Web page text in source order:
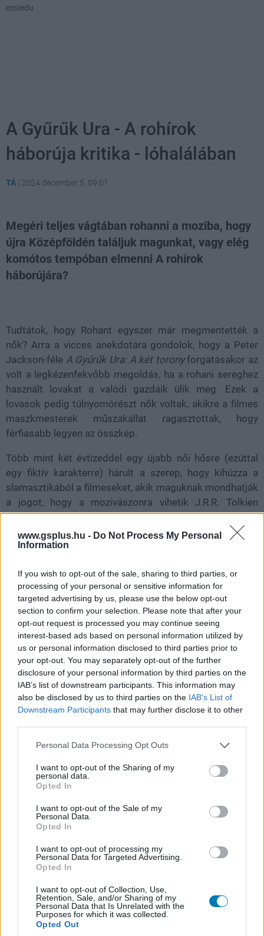
www.gsplus.hu - Do Not Process My Personal
Information
If you wish to opt-out of the sale, sharing to third parties, or
processing of your personal or sensitive information for
targeted advertising by us, please use the below opt-out
section to confirm your selection. Please note that after your
opt-out request is processed you may continue seeing
interest-based ads based on personal information utilized by
us or personal information disclosed to third parties prior to
your opt-out. You may separately opt-out of the further
disclosure of your personal information by third parties on the
IAB’s list of downstream participants. This information may
also be disclosed by us to third parties on the IAB’s List of
Downstream Participants that may further disclose it to other
Please note that this website/app uses one or more Google
not limited to your visit or usage behaviour. You may click to
grant or deny consent to Google and its third-party tags to
use your data for below specified purposes in below Google
consent section.
Personal Data Processing Opt Outs
I want to opt-out of the Sharing of my
personal data.
Opted In
I want to opt-out of the Sale of my
Personal Data.
Opted In
I want to opt-out of processing my
Personal Data for Targeted Advertising.
Opted In
I want to opt-out of Collection, Use,
Retention, Sale, and/or Sharing of my
Personal Data that Is Unrelated with the
Purposes for which it was collected.
Opted Out
essiedu
A Gyűrűk Ura - A rohírok
háborúja kritika - lóhalálában
TÁ | 2024 december 5. 09:01
Megéri teljes vágtában rohanni a moziba, hogy
újra Középföldén találjuk magunkat, vagy elég
komótos tempóban elmenni A rohírok
háborújára?
Tudtátok, hogy Rohant egyszer már megmentették a
nők? Arra a vicces anekdotára gondolok, hogy a Peter
Jackson-féle A Gyűrűk Ura: A két toronyforgatásakor az
volt a legkézenfekvőbb megoldás, ha a rohani sereghez
használt lovakat a valódi gazdáik ülik meg. Ezek a
lovasok pedig túlnyomórészt nők voltak, akikre a filmes
maszkmesterek műszakállat ragasztottak, hogy
férfiasabb legyen az összkép.
Több mint két évtizeddel egy újabb női hősre (ezúttal
egy fiktív karakterre) hárult a szerep, hogy kihúzza a
slamasztikából a filmeseket, akik maguknak mondhatják
a jogot, hogy a mozivászonra vihetik J.R.R. Tolkien
legendás fantasy-univerzumát. De sajnos akármilyen
bölcs döntéseket hoz, és akármilyen ügyesen forgatja a
kardot,A Gyűrűk Ura - A rohírok háborúja
New Line Cinema és partnerei küzdöttek.
Nem kell hozzá tünde szem
Legalábbis nekem az volt az érzésem, hogy a Pörölykezű
Helm és családja történetét elmesélő projekt kapcsán a
legnagyobb kihívás az időszűke volt. A mozis sajtó
beszámolói szerint a film készítését még meg is kellett
gyorsítani annak érdekében, hogy a kapcsolódó jogok a
Warner és a New Line Cinema kezében maradhassanak,
a vetítés közben pedig nem tudtam kiűzni a gondolatot a
volna, ha több idő áll az alkotók rendelkezésére.
japánSola Entertainmentis igyekezett a lehető
leghatékonyabban kihasználni a rendelkezésére
bocsátott időt és pénzt. Ennek érdekében az animációs
stúdiók gyakran spórolnak ott, ahol anélkül megtehetik,
hogy a néző élményét ez jelentősen befolyásolná. Így a
kamera előtt gyorsan elsuhanó képi elemek, vagy a
háttérben messze meghúzódó karakterek és
környezetek minősége az észszerűség jegyében gyakran
sokkal alacsonyabb, mint mondjuk a főhősöké.